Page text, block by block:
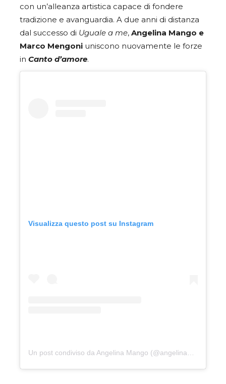
con un’alleanza artistica capace di fondere
tradizione e avanguardia. A due anni di distanza
dal successo di Uguale a me, Angelina Mango e
Marco Mengoni uniscono nuovamente le forze
in Canto d’amore.
Visualizza questo post su Instagram
Un post condiviso da Angelina Mango (@angelinamango_)